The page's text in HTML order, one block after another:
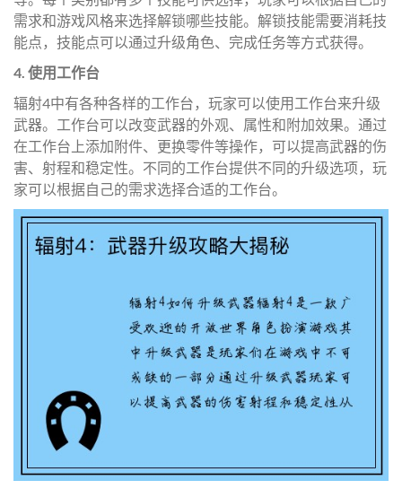
需求和游戏风格来选择解锁哪些技能。解锁技能需要消耗技
能点，技能点可以通过升级角色、完成任务等方式获得。
4. 使用工作台
辐射4中有各种各样的工作台，玩家可以使用工作台来升级
武器。工作台可以改变武器的外观、属性和附加效果。通过
在工作台上添加附件、更换零件等操作，可以提高武器的伤
害、射程和稳定性。不同的工作台提供不同的升级选项，玩
家可以根据自己的需求选择合适的工作台。